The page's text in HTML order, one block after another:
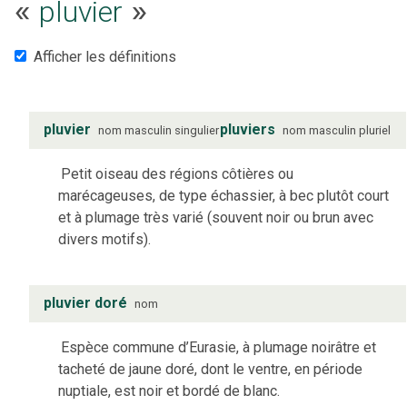
« pluvier »
Afficher les définitions
pluvier nom masculin singulierpluviers nom masculin pluriel
Petit oiseau des régions côtières ou
marécageuses, de type échassier, à bec plutôt court
et à plumage très varié (souvent noir ou brun avec
divers motifs).
pluvier doré nom
Espèce commune d’Eurasie, à plumage noirâtre et
tacheté de jaune doré, dont le ventre, en période
nuptiale, est noir et bordé de blanc.